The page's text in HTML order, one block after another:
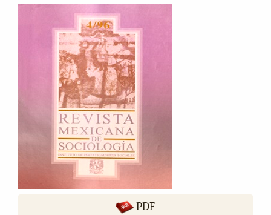
n
a
lateral
artículo
PDF